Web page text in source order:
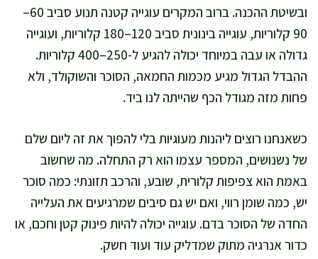
ובשיטת ההכנה. ברוב המקרים עוגייה קטנה תנוע סביב 60–
90 קלוריות, עוגייה בינונית סביב 120–180 קלוריות, ועוגייה
גדולה או עבה במיוחד יכולה להגיע ל-250–400 קלוריות.
ההבדל הגדול מגיע מכמות החמאה, הסוכר והשוקולד, ולא
פחות מזה מגודל הכף שהייתה לנו ביד.
כשאנחנו רוצים ליהנות מעוגיות בלי להפוך את זה ליום שלם
של נשנושים, המספר עצמו הוא רק התחלה. מה שחשוב
באמת הוא צפיפות קלורית, שובע, והרכב תזונתי: כמה סוכר
יש, כמה שומן רווי, ואם יש גם סיבים שמרגיעים את העלייה
החדה של הסוכר בדם. עוגייה יכולה להיות פינוק קטן וחכם, או
כדור אנרגיה מתוק שמדליק עוד ועוד חשק.